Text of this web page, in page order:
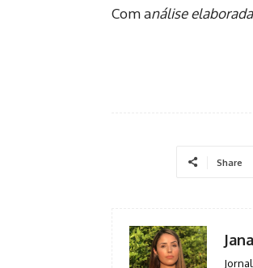
Com análise
Share